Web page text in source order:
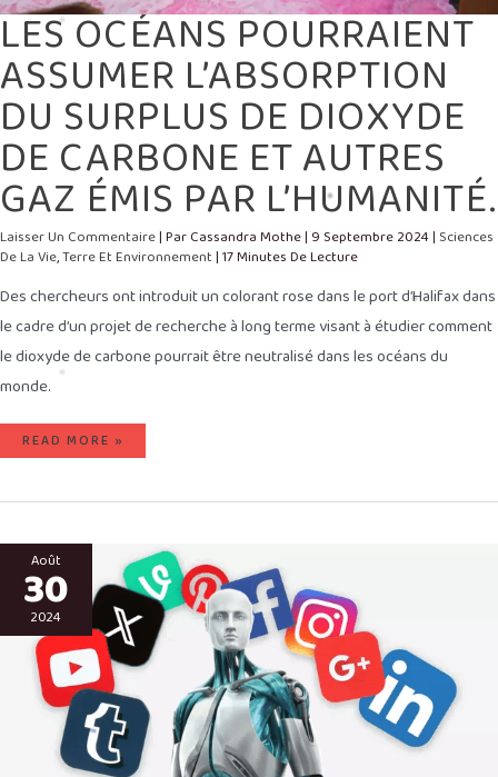
LES OCÉANS POURRAIENT
ASSUMER L’ABSORPTION
DU SURPLUS DE DIOXYDE
DE CARBONE ET AUTRES
GAZ ÉMIS PAR L’HUMANITÉ.
Laisser Un Commentaire| ParCassandra Mothe| 9 Septembre 2024| Sciences
De La Vie,Terre Et Environnement|17 Minutes De Lecture
Des chercheurs ont introduit un colorant rose dans le port d’Halifax dans
le cadre d’un projet de recherche à long terme visant à étudier comment
le dioxyde de carbone pourrait être neutralisé dans les océans du
monde.
READ MORE »
Août
30
2024
COMMENT
L’IA
POURRA
“REMPLACER”
NOS
INFLUENCEURS.